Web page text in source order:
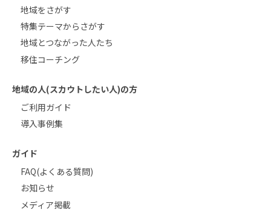
地域をさがす
特集テーマからさがす
地域とつながった人たち
移住コーチング
地域の人(スカウトしたい人)の方
ご利用ガイド
導入事例集
ガイド
FAQ(よくある質問)
お知らせ
メディア掲載